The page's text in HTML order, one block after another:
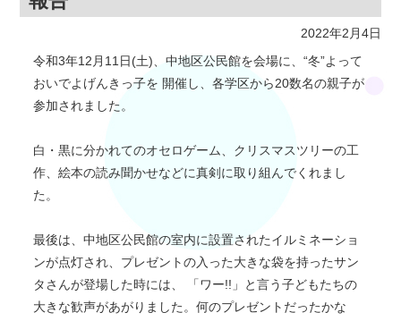
2022年2月4日
令和3年12月11日(土)、中地区公民館を会場に、“冬”よって
おいでよげんきっ子を 開催し、各学区から20数名の親子が
参加されました。
白・黒に分かれてのオセロゲーム、クリスマスツリーの工
作、絵本の読み聞かせなどに真剣に取り組んでくれまし
た。
最後は、中地区公民館の室内に設置されたイルミネーショ
ンが点灯され、プレゼントの入った大きな袋を持ったサン
タさんが登場した時には、 「ワー!!」と言う子どもたちの
大きな歓声があがりました。何のプレゼントだったかな